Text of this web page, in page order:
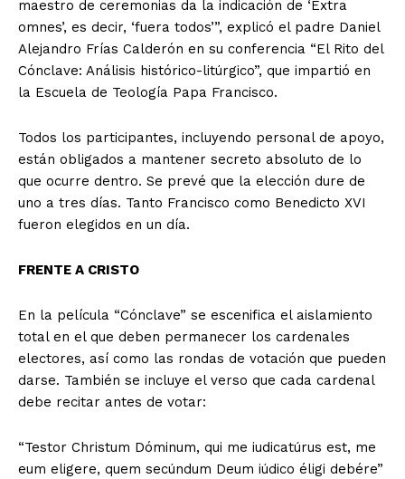
maestro de ceremonias da la indicación de ‘Extra
omnes’, es decir, ‘fuera todos’”, explicó el padre Daniel
Alejandro Frías Calderón en su conferencia “El Rito del
Cónclave: Análisis histórico-litúrgico”, que impartió en
la Escuela de Teología Papa Francisco.
Todos los participantes, incluyendo personal de apoyo,
están obligados a mantener secreto absoluto de lo
que ocurre dentro. Se prevé que la elección dure de
uno a tres días. Tanto Francisco como Benedicto XVI
fueron elegidos en un día.
FRENTE A CRISTO
En la película “Cónclave” se escenifica el aislamiento
total en el que deben permanecer los cardenales
electores, así como las rondas de votación que pueden
darse. También se incluye el verso que cada cardenal
debe recitar antes de votar:
“Testor Christum Dóminum, qui me iudicatúrus est, me
eum eligere, quem secúndum Deum iúdico éligi debére”